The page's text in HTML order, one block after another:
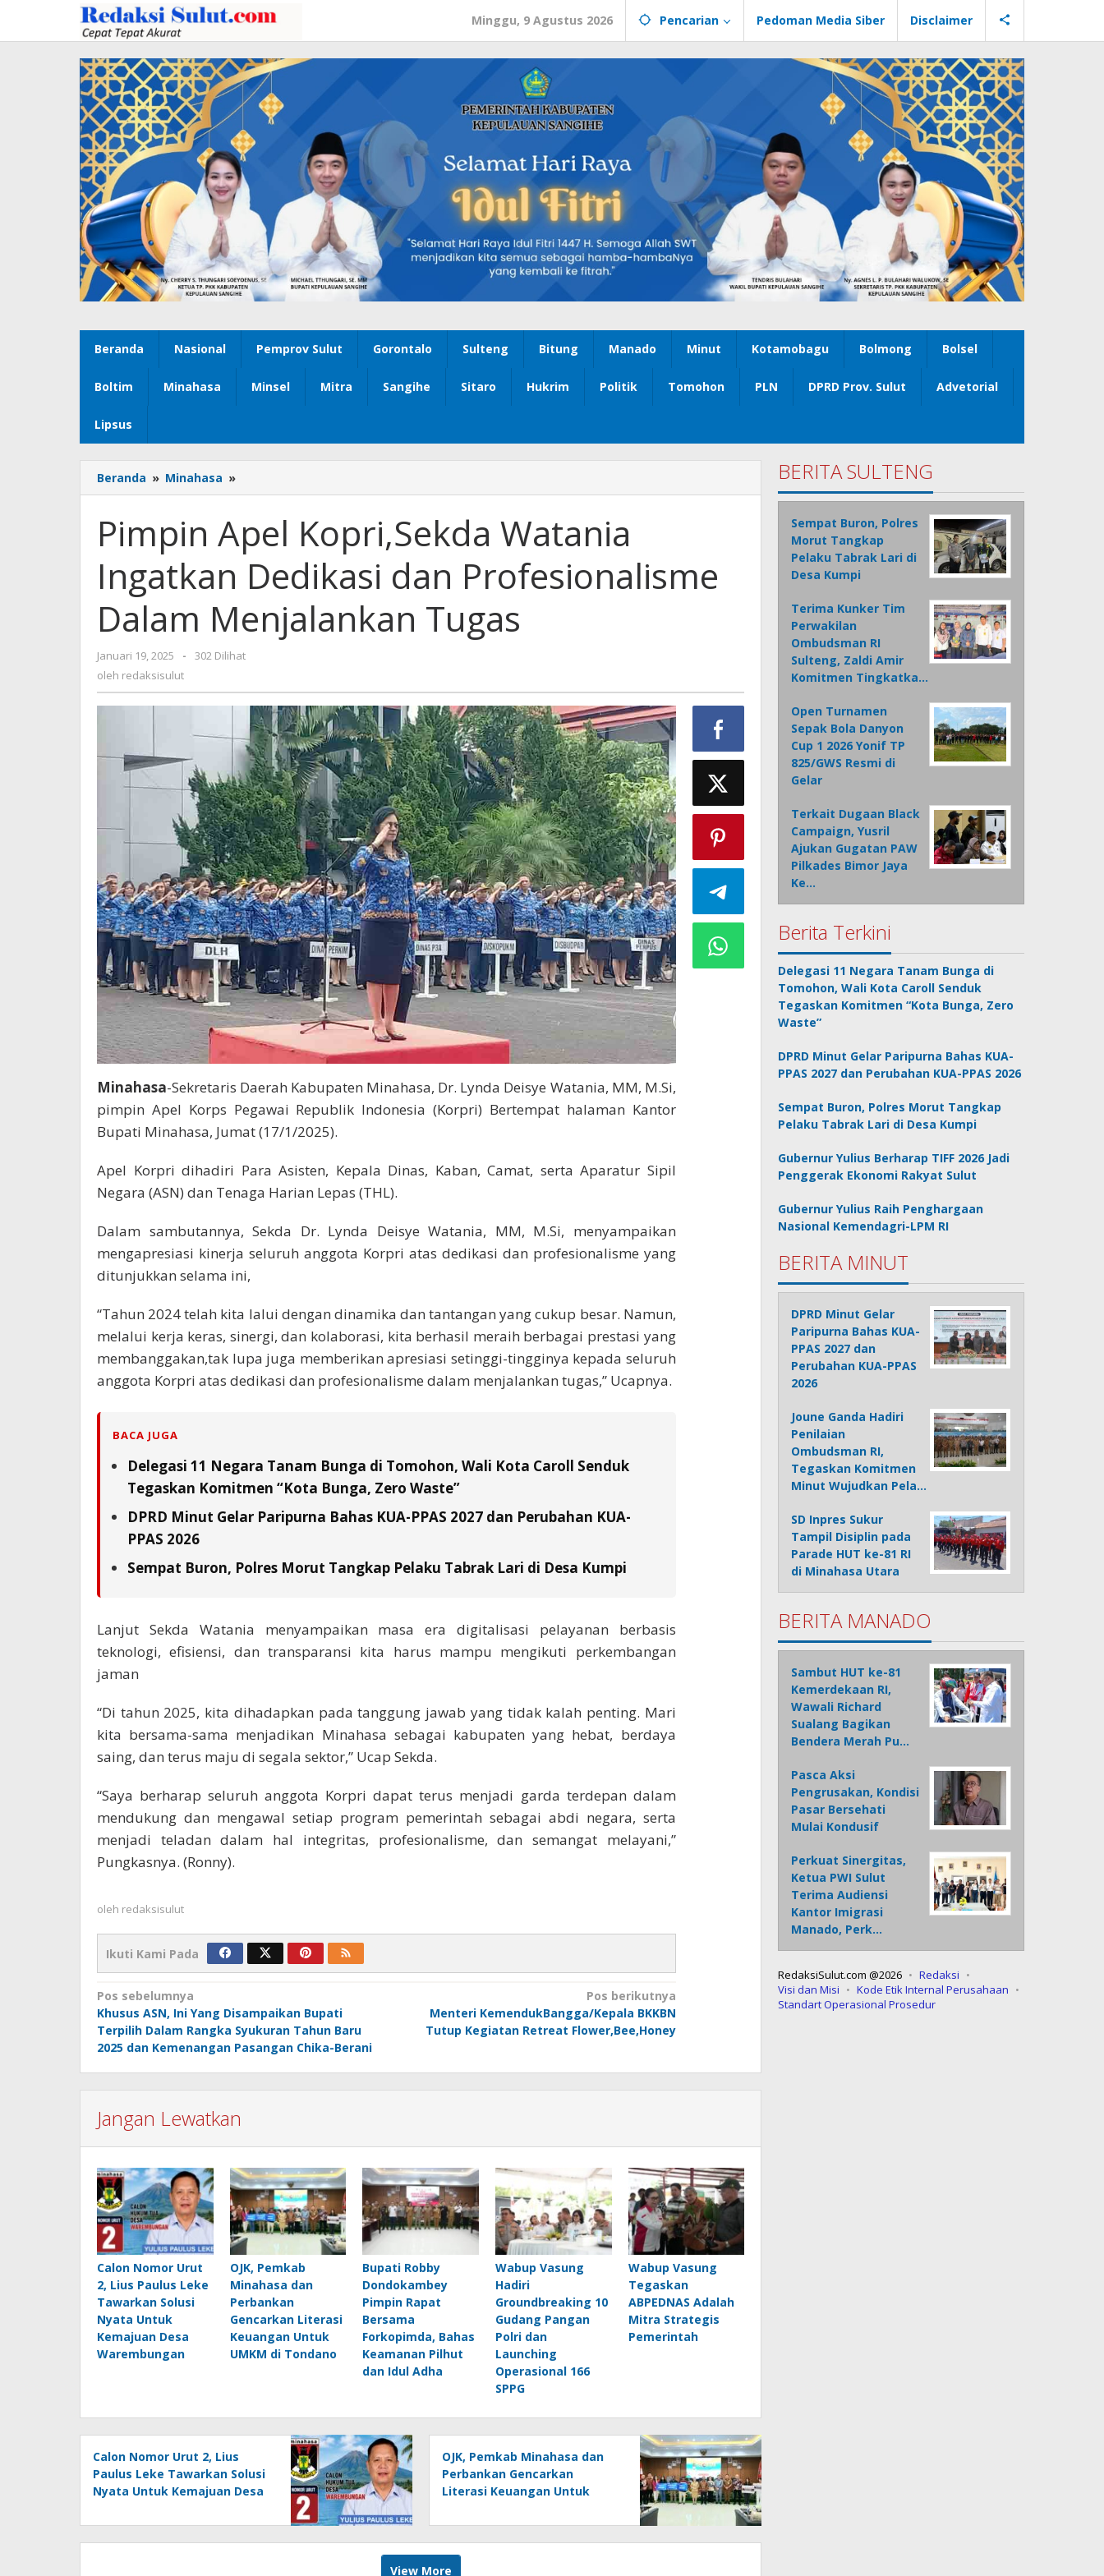
konten
Minggu, 9 Agustus 2026 Pencarian Pedoman Media Siber Disclaimer
Beranda Nasional Pemprov Sulut Gorontalo Sulteng Bitung Manado Minut Kotamobagu Bolmong Bolsel
Boltim Minahasa Minsel Mitra Sangihe Sitaro Hukrim Politik Tomohon PLN DPRD Prov. Sulut Advetorial
Lipsus
Beranda » Minahasa »
Apel
Watania
Ingatkan
Dedikasi
Dalam
Menjalankan
Tugas
Pimpin Apel Kopri,Sekda Watania
Ingatkan Dedikasi dan Profesionalisme
Dalam Menjalankan Tugas
Januari 19, 2025
oleh
redaksisulut
-
302 Dilihat
oleh redaksisulut
Minahasa-Sekretaris Daerah Kabupaten Minahasa, Dr. Lynda Deisye Watania, MM, M.Si,
pimpin Apel Korps Pegawai Republik Indonesia (Korpri) Bertempat halaman Kantor
Bupati Minahasa, Jumat (17/1/2025).
Apel Korpri dihadiri Para Asisten, Kepala Dinas, Kaban, Camat, serta Aparatur Sipil
Negara (ASN) dan Tenaga Harian Lepas (THL).
Dalam sambutannya, Sekda Dr. Lynda Deisye Watania, MM, M.Si, menyampaikan
mengapresiasi kinerja seluruh anggota Korpri atas dedikasi dan profesionalisme yang
ditunjukkan selama ini,
“Tahun 2024 telah kita lalui dengan dinamika dan tantangan yang cukup besar. Namun,
melalui kerja keras, sinergi, dan kolaborasi, kita berhasil meraih berbagai prestasi yang
membanggakan,tak lupa juga memberikan apresiasi setinggi-tingginya kepada seluruh
anggota Korpri atas dedikasi dan profesionalisme dalam menjalankan tugas,” Ucapnya.
BACA JUGA
Delegasi 11 Negara Tanam Bunga di Tomohon, Wali Kota Caroll Senduk
Tegaskan Komitmen “Kota Bunga, Zero Waste”
DPRD Minut Gelar Paripurna Bahas KUA-PPAS 2027 dan Perubahan KUA-
PPAS 2026
Sempat Buron, Polres Morut Tangkap Pelaku Tabrak Lari di Desa Kumpi
Lanjut Sekda Watania menyampaikan masa era digitalisasi pelayanan berbasis
teknologi, efisiensi, dan transparansi kita harus mampu mengikuti perkembangan
jaman
“Di tahun 2025, kita dihadapkan pada tanggung jawab yang tidak kalah penting. Mari
kita bersama-sama menjadikan Minahasa sebagai kabupaten yang hebat, berdaya
saing, dan terus maju di segala sektor,” Ucap Sekda.
“Saya berharap seluruh anggota Korpri dapat terus menjadi garda terdepan dalam
mendukung dan mengawal setiap program pemerintah sebagai abdi negara, serta
menjadi teladan dalam hal integritas, profesionalisme, dan semangat melayani,”
Pungkasnya. (Ronny).
oleh redaksisulut
Ikuti Kami Pada
Navigasi
pos
Pos sebelumnya
Khusus ASN, Ini Yang Disampaikan Bupati
Terpilih Dalam Rangka Syukuran Tahun Baru
2025 dan Kemenangan Pasangan Chika-Berani
Pos berikutnya
Menteri KemendukBangga/Kepala BKKBN
Tutup Kegiatan Retreat Flower,Bee,Honey
Jangan Lewatkan
Calon Nomor Urut
2, Lius Paulus Leke
Tawarkan Solusi
Nyata Untuk
Kemajuan Desa
Warembungan
OJK, Pemkab
Minahasa dan
Perbankan
Gencarkan Literasi
Keuangan Untuk
UMKM di Tondano
Bupati Robby
Dondokambey
Pimpin Rapat
Bersama
Forkopimda, Bahas
Keamanan Pilhut
dan Idul Adha
Wabup Vasung
Hadiri
Groundbreaking 10
Gudang Pangan
Polri dan
Launching
Operasional 166
SPPG
Wabup Vasung
Tegaskan
ABPEDNAS Adalah
Mitra Strategis
Pemerintah
Calon Nomor Urut 2, Lius
Paulus Leke Tawarkan Solusi
Nyata Untuk Kemajuan Desa
OJK, Pemkab Minahasa dan
Perbankan Gencarkan
Literasi Keuangan Untuk
View More
BERITA SULTENG
Sempat Buron, Polres
Morut Tangkap
Pelaku Tabrak Lari di
Desa Kumpi
Terima Kunker Tim
Perwakilan
Ombudsman RI
Sulteng, Zaldi Amir
Komitmen Tingkatka…
Open Turnamen
Sepak Bola Danyon
Cup 1 2026 Yonif TP
825/GWS Resmi di
Gelar
Terkait Dugaan Black
Campaign, Yusril
Ajukan Gugatan PAW
Pilkades Bimor Jaya
Ke…
Berita Terkini
Delegasi 11 Negara Tanam Bunga di
Tomohon, Wali Kota Caroll Senduk
Tegaskan Komitmen “Kota Bunga, Zero
Waste”
DPRD Minut Gelar Paripurna Bahas KUA-
PPAS 2027 dan Perubahan KUA-PPAS 2026
Sempat Buron, Polres Morut Tangkap
Pelaku Tabrak Lari di Desa Kumpi
Gubernur Yulius Berharap TIFF 2026 Jadi
Penggerak Ekonomi Rakyat Sulut
Gubernur Yulius Raih Penghargaan
Nasional Kemendagri-LPM RI
BERITA MINUT
DPRD Minut Gelar
Paripurna Bahas KUA-
PPAS 2027 dan
Perubahan KUA-PPAS
2026
Joune Ganda Hadiri
Penilaian
Ombudsman RI,
Tegaskan Komitmen
Minut Wujudkan Pela…
SD Inpres Sukur
Tampil Disiplin pada
Parade HUT ke-81 RI
di Minahasa Utara
BERITA MANADO
Sambut HUT ke-81
Kemerdekaan RI,
Wawali Richard
Sualang Bagikan
Bendera Merah Pu…
Pasca Aksi
Pengrusakan, Kondisi
Pasar Bersehati
Mulai Kondusif
Perkuat Sinergitas,
Ketua PWI Sulut
Terima Audiensi
Kantor Imigrasi
Manado, Perk…
RedaksiSulut.com @2026
Redaksi
Visi dan Misi
Kode Etik Internal Perusahaan
Standart Operasional Prosedur